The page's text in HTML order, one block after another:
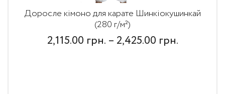
Доросле кімоно для карате Шинкіокушинкай
(280 г/м²)
2,115.00 грн. – 2,425.00 грн.Price